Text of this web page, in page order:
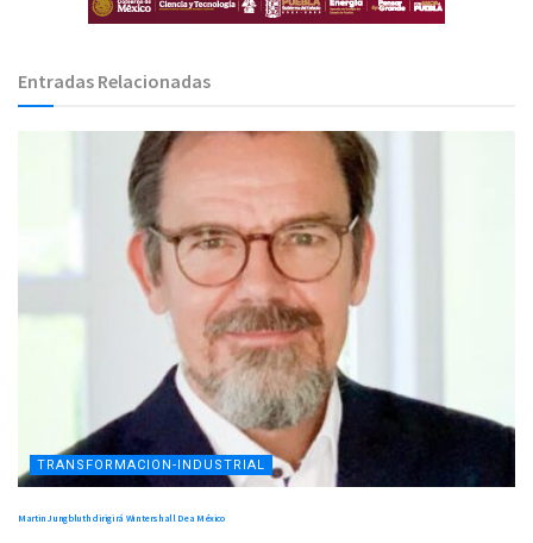
Entradas Relacionadas
TRANSFORMACION-INDUSTRIAL
Martin Jungbluth dirigirá Wintershall Dea México